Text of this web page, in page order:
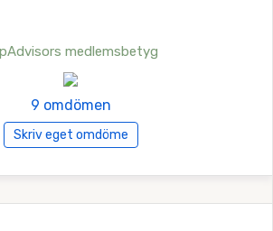
medlemsbetyg
9 omdömen
Skriv eget omdöme